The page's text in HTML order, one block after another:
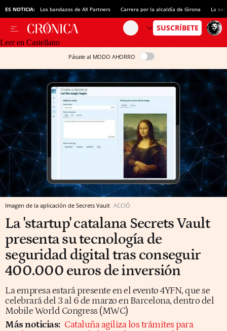
ES NOTICIA: Los bandazos de AX Partners Carrera por la alcaldía de Girona La
Leer en Castellano
Pásate al MODO AHORRO
Imagen de la aplicación de Secrets Vault ACCIÓ
La 'startup' catalana Secrets Vault
presenta su tecnología de
seguridad digital tras conseguir
400.000 euros de inversión
La empresa estará presente en el evento 4YFN, que se
celebrará del 3 al 6 de marzo en Barcelona, dentro del
Mobile World Congress (MWC)
Más noticias: Cataluña agiliza los trámites para